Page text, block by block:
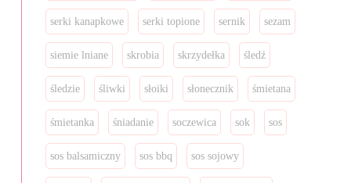
serki kanapkowe serki topione sernik sezam
siemie lniane skrobia skrzydełka śledź
śledzie śliwki słoiki słonecznik śmietana
śmietanka śniadanie soczewica sok sos
sos balsamiczny sos bbq sos sojowy